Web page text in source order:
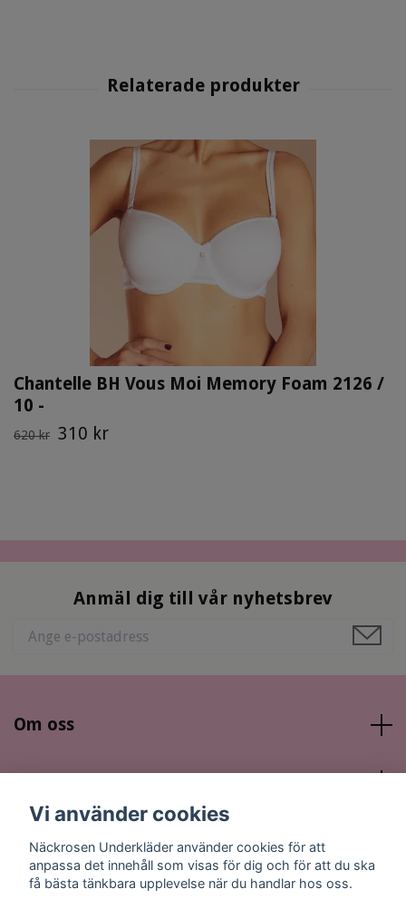
Chantelle BH Vous Moi Memory Foam 2126 /
10 -
620 kr 310 kr
Anmäl dig till vår nyhetsbrev
Om oss
Sociala medier
Vi använder cookies
Näckrosen Underkläder använder cookies för att
anpassa det innehåll som visas för dig och för att du ska
få bästa tänkbara upplevelse när du handlar hos oss.